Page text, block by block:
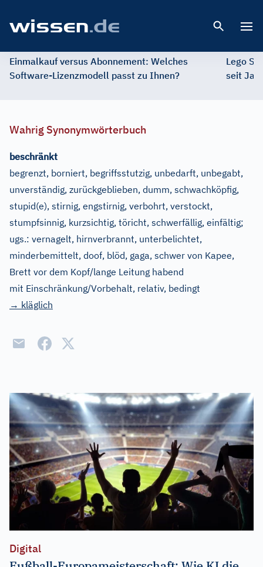
Einmalkauf versus Abonnement: Welches
Software-Lizenzmodell passt zu Ihnen?
Lego
seit
Wahrig Synonymwörterbuch
beschränkt
begrenzt, borniert, begriffsstutzig, unbedarft, unbegabt,
unverständig, zurückgeblieben, dumm, schwachköpfig,
stupid(e), stirnig, engstirnig, verbohrt, verstockt,
stumpfsinnig, kurzsichtig, töricht, schwerfällig, einfältig;
ugs.: vernagelt, hirnverbrannt, unterbelichtet,
minderbemittelt, doof, blöd, gaga, schwer von Kapee,
Brett vor dem Kopf/lange Leitung habend
mit Einschränkung/Vorbehalt, relativ, bedingt
→ kläglich
Digital